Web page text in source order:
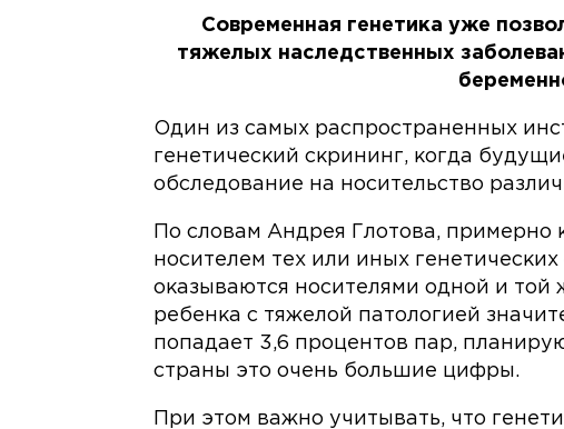
Современная генетика уже
тяжелых наследственных
Один из самых распространенных
генетический скрининг, когда
обследование на носительство
По словам Андрея Глотова, примерно
носителем тех или иных
оказываются носителями одной и
ребенка с тяжелой патологией
попадает 3,6 процентов пар,
страны это очень большие цифры.
При этом важно учитывать, что